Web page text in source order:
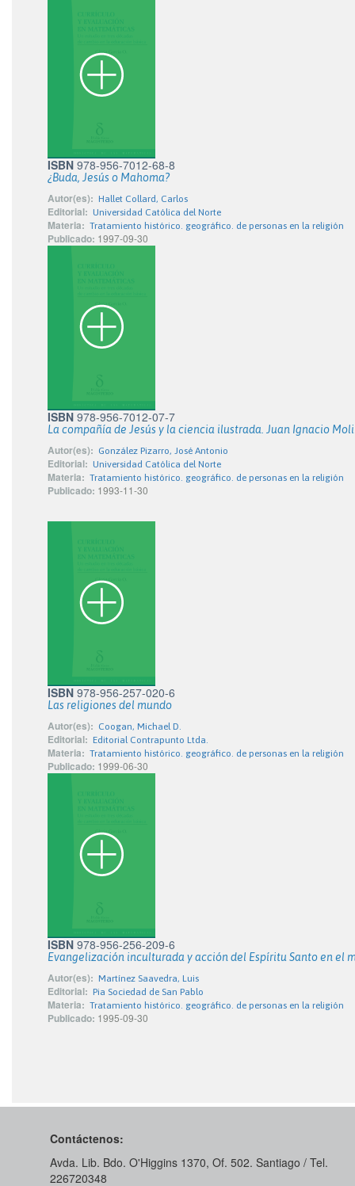
ISBN 978-956-7012-68-8
¿Buda, Jesús o Mahoma?
Autor(es): Hallet Collard, Carlos
Editorial: Universidad Católica del Norte
Materia: Tratamiento histórico. geográfico. de personas en la religión
Publicado: 1997-09-30
ISBN 978-956-7012-07-7
La compañía de Jesús y la ciencia ilustrada. Juan Ignacio
Autor(es): González Pizarro, José Antonio
Editorial: Universidad Católica del Norte
Materia: Tratamiento histórico. geográfico. de personas en la religión
Publicado: 1993-11-30
ISBN 978-956-257-020-6
Las religiones del mundo
Autor(es): Coogan, Michael D.
Editorial: Editorial Contrapunto Ltda.
Materia: Tratamiento histórico. geográfico. de personas en la religión
Publicado: 1999-06-30
ISBN 978-956-256-209-6
Evangelización inculturada y acción del Espíritu Santo en el
Autor(es): Martínez Saavedra, Luis
Editorial: Pia Sociedad de San Pablo
Materia: Tratamiento histórico. geográfico. de personas en la religión
Publicado: 1995-09-30
Contáctenos:
Avda. Lib. Bdo. O'Higgins 1370, Of. 502. Santiago / Tel.
226720348